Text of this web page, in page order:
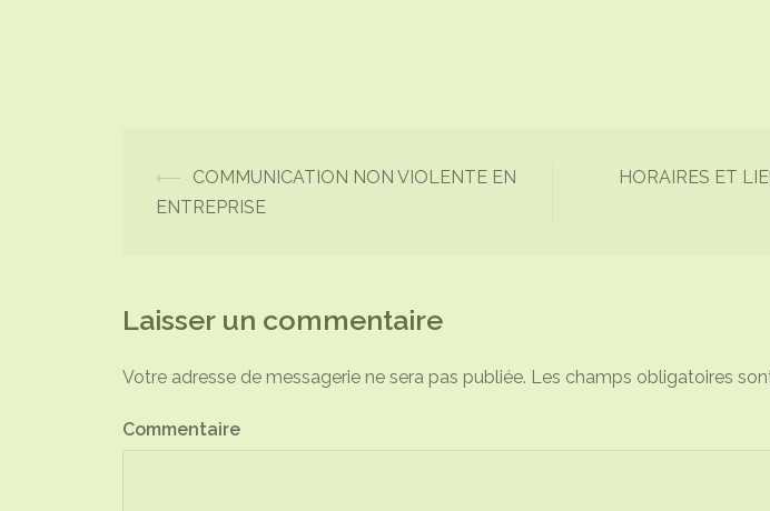
Navigation
⟵
COMMUNICATION NON VIOLENTE EN
ENTREPRISE
HORAIRES ET
Laisser un commentaire
Votre adresse de messagerie ne sera pas publiée. Les champs obligatoires
Commentaire